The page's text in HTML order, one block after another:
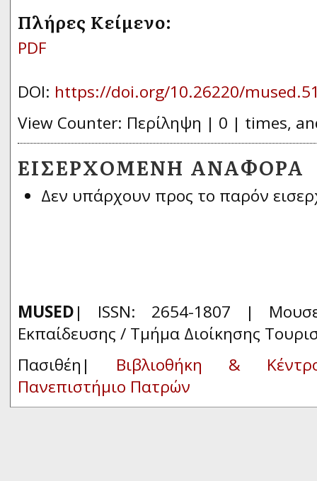
Πλήρες Κείμενο:
PDF
DOI: https://doi.org/10.26220/
View Counter: Περίληψη | 0 | times,
ΕΙΣΕΡΧΌΜΕΝΗ ΑΝΑΦΟΡΆ
Δεν υπάρχουν προς το παρόν
MUSED| ISSN: 2654-1807 |
Εκπαίδευσης / Τμήμα Διοίκησης
Πασιθέη| Βιβλιοθήκη &
Πανεπιστήμιο Πατρών